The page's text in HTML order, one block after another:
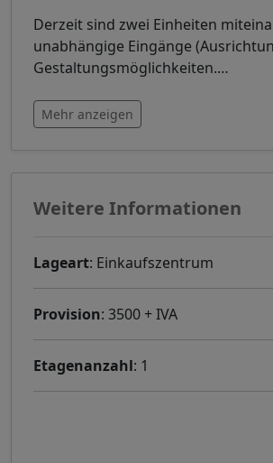
Derzeit sind zwei Einheiten
unabhängige Eingänge
Gestaltungsmöglichkeiten.…
Mehr anzeigen
Weitere Informationen
Lageart: Einkaufszentrum
Provision: 3500 + IVA
Etagenanzahl: 1